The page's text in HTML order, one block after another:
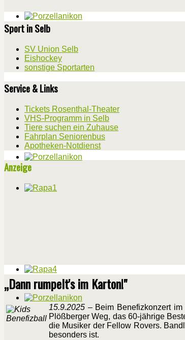
Sport in Selb
SV Union Selb
Eishockey
sonstige Sportarten
Service & Links
Tickets Rosenthal-Theater
VHS-Programm in Selb
Tiere suchen ein Zuhause
Fahrplan Seniorenbus
Apotheken-Notdienst
Anzeige
„Dann rumpelt's im Karton!"
15.9.2025 – Beim Benefizkonzert
Plößberger Weg, das 60-jährige
die Musiker der Fellow Rovers.
besonders ist.